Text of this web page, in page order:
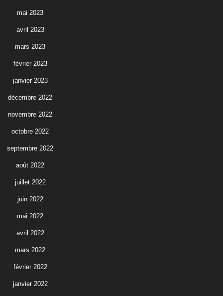
mai 2023
avril 2023
mars 2023
février 2023
janvier 2023
décembre 2022
novembre 2022
octobre 2022
septembre 2022
août 2022
juillet 2022
juin 2022
mai 2022
avril 2022
mars 2022
février 2022
janvier 2022